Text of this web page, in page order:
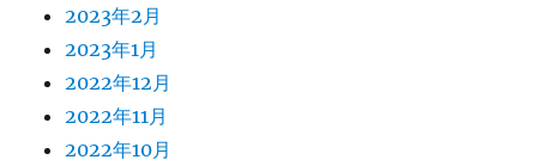
2023年2月
2023年1月
2022年12月
2022年11月
2022年10月